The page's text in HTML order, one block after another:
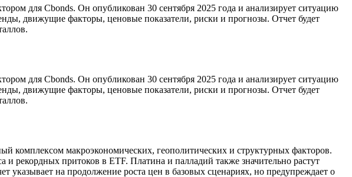
для Cbonds. Он опубликован 30 сентября 2025 года и анализирует ситуацию
движущие факторы, ценовые показатели, риски и прогнозы. Отчет будет
для Cbonds. Он опубликован 30 сентября 2025 года и анализирует ситуацию
движущие факторы, ценовые показатели, риски и прогнозы. Отчет будет
комплексом макроэкономических, геополитических и структурных факторов.
рекордных притоков в ETF. Платина и палладий также значительно растут
на продолжение роста цен в базовых сценариях, но предупреждает о